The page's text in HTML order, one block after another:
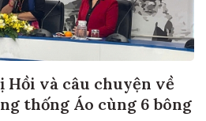
Hồi và câu chuyện về
thống Áo cùng 6 bông